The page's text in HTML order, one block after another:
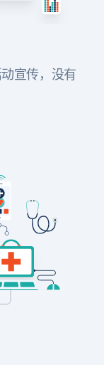
宣传，没有